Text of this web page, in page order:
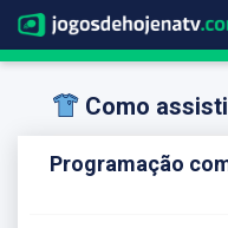
Como
Programação